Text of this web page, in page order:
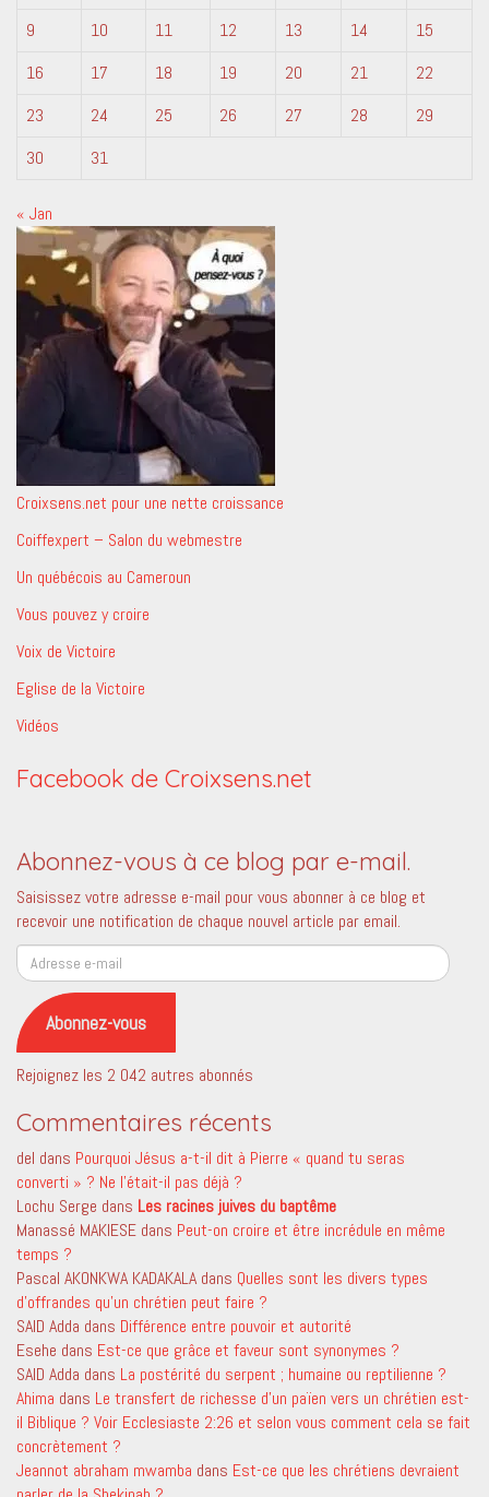
9
10 11 12 13 14
15
16
17 18 19 20 21
22
23
24 25 26 27 28
29
30
31
« Jan
Croixsens.net pour une nette croissance
Coiffexpert – Salon du webmestre
Un québécois au Cameroun
Vous pouvez y croire
Voix de Victoire
Eglise de la Victoire
Vidéos
Facebook de Croixsens.net
Abonnez-vous à ce blog par e-mail.
Saisissez votre adresse e-mail pour vous abonner à ce blog et
recevoir une notification de chaque nouvel article par email.
Adresse
e-
mail
Abonnez-vous
Rejoignez les 2 042 autres abonnés
Commentaires récents
del dans Pourquoi Jésus a-t-il dit à Pierre « quand tu seras
converti » ? Ne l’était-il pas déjà ?
Lochu Serge dans Les racines juives du baptême
Manassé MAKIESE dans Peut-on croire et être incrédule en même
temps ?
Pascal AKONKWA KADAKALA dans Quelles sont les divers types
d’offrandes qu’un chrétien peut faire ?
SAID Adda dans Différence entre pouvoir et autorité
Esehe dans Est-ce que grâce et faveur sont synonymes ?
SAID Adda dans La postérité du serpent ; humaine ou reptilienne ?
Ahima dans Le transfert de richesse d’un païen vers un chrétien est-
il Biblique ? Voir Ecclesiaste 2:26 et selon vous comment cela se fait
concrètement ?
Jeannot abraham mwamba dans Est-ce que les chrétiens devraient